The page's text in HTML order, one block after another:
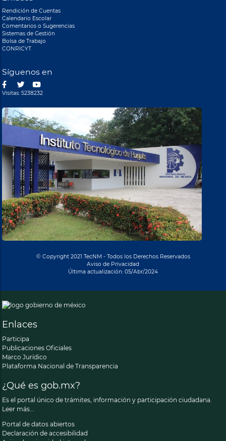
Rendición de Cuentas
Calendario Escolar
Comentarios o Sugerencias
Sistemas de Gestión
Bolsa de Trabajo
CONRICYT
Síguenos en
Visitas: 5238232
© Copyright 2021 TecNM - Todos los Derechos Reservados
Aviso de Privacidad
Última actualización: 05/Abr/2024
Enlaces
Participa
Publicaciones Oficiales
Marco Jurídico
Plataforma Nacional de Transparencia
¿Qué es gob.mx?
Es el portal único de trámites, información y participación ciudadana.
Leer más...
Portal de datos abiertos
Declaración de accesibilidad